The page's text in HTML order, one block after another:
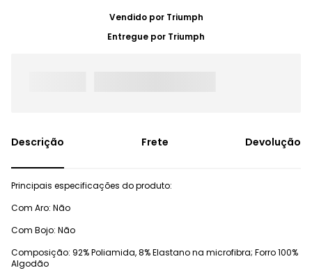
Vendido por Triumph
Entregue por Triumph
Frete Devolução
Principais especificações do produto:
Com Aro: Não
Com Bojo: Não
Composição: 92% Poliamida, 8% Elastano na microfibra; Forro 100%
Algodão